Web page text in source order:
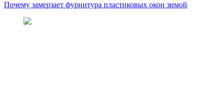
Почему замерзает фурнитура пластиковых окон зимой